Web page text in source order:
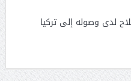
لدى وصوله إلى تركيا